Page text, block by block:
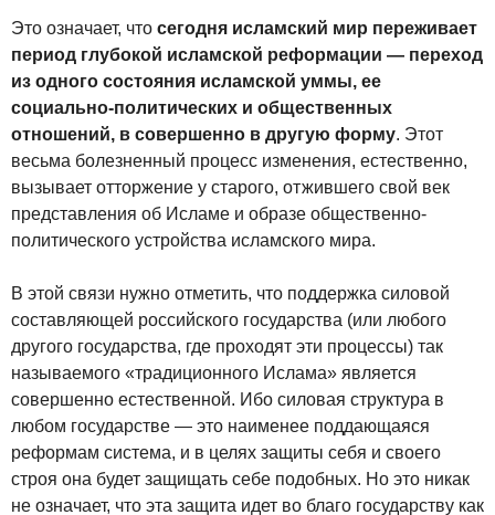
Это означает, что сегодня исламский мир переживает
период глубокой исламской реформации — переход
из одного состояния исламской уммы, ее
социально-политических и общественных
отношений, в совершенно в другую форму. Этот
весьма болезненный процесс изменения, естественно,
вызывает отторжение у старого, отжившего свой век
представления об Исламе и образе общественно-
политического устройства исламского мира.
В этой связи нужно отметить, что поддержка силовой
составляющей российского государства (или любого
другого государства, где проходят эти процессы) так
называемого «традиционного Ислама» является
совершенно естественной. Ибо силовая структура в
любом государстве — это наименее поддающаяся
реформам система, и в целях защиты себя и своего
строя она будет защищать себе подобных. Но это никак
не означает, что эта защита идет во благо государству как